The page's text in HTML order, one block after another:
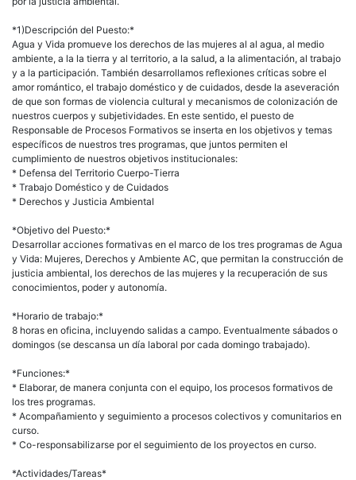
*1)Descripción del Puesto:*
Agua y Vida promueve los derechos de las mujeres al al agua, al medio
ambiente, a la la tierra y al territorio, a la salud, a la alimentación, al trabajo
y a la participación. También desarrollamos reflexiones críticas sobre el
amor romántico, el trabajo doméstico y de cuidados, desde la aseveración
de que son formas de violencia cultural y mecanismos de colonización de
nuestros cuerpos y subjetividades. En este sentido, el puesto de
Responsable de Procesos Formativos se inserta en los objetivos y temas
específicos de nuestros tres programas, que juntos permiten el
cumplimiento de nuestros objetivos institucionales:
* Defensa del Territorio Cuerpo-Tierra
* Trabajo Doméstico y de Cuidados
* Derechos y Justicia Ambiental
*Objetivo del Puesto:*
Desarrollar acciones formativas en el marco de los tres programas de Agua
y Vida: Mujeres, Derechos y Ambiente AC, que permitan la construcción de
justicia ambiental, los derechos de las mujeres y la recuperación de sus
conocimientos, poder y autonomía.
*Horario de trabajo:*
8 horas en oficina, incluyendo salidas a campo. Eventualmente sábados o
domingos (se descansa un día laboral por cada domingo trabajado).
*Funciones:*
* Elaborar, de manera conjunta con el equipo, los procesos formativos de
los tres programas.
* Acompañamiento y seguimiento a procesos colectivos y comunitarios en
curso.
* Co-responsabilizarse por el seguimiento de los proyectos en curso.
*Actividades/Tareas*